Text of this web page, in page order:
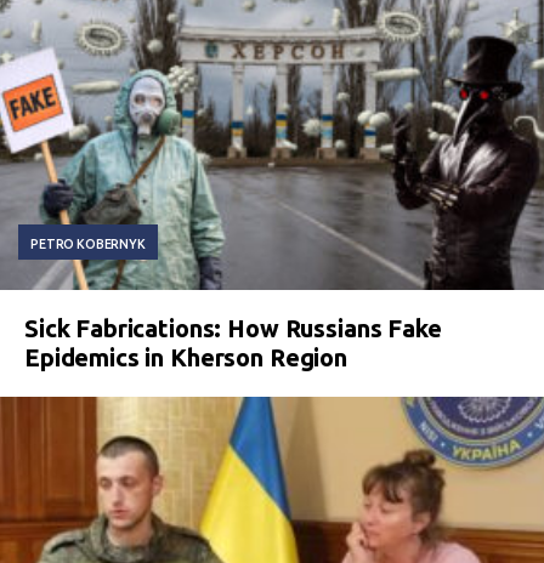
PETRO KOBERNYK
Sick Fabrications: How Russians Fake
Epidemics in Kherson Region